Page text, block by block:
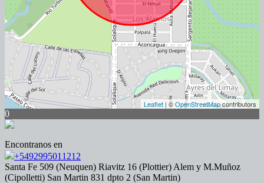
Leaflet | ©OpenStreetMapcontributors
0
Encontranos en
+5492995011212
Santa Fe 509 (Neuquen) Riavitz 16 (Plottier) Alem y M.Muñoz
(Cipolletti) San Martin 831 dpto 2 (San Martin)